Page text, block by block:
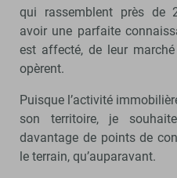
qui rassemblent près de
avoir une parfaite
est affecté, de leur
opèrent.
Puisque l’activité
son territoire, je
davantage de points de
le terrain, qu’auparavant.